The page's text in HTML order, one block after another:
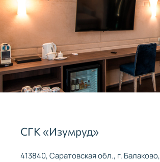
СГК «Изумруд»
413840, Саратовская обл., г. Балаково,